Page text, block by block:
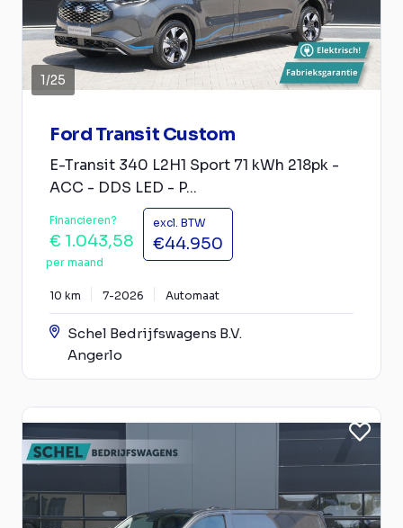
1/25
Ford Transit Custom
E-Transit 340 L2H1 Sport 71 kWh 218pk -
ACC - DDS LED - P...
Financieren?
€ 1.043,58
per maand
excl. BTW
€44.950
10 km 7-2026 Automaat
Schel Bedrijfswagens B.V.
Angerlo